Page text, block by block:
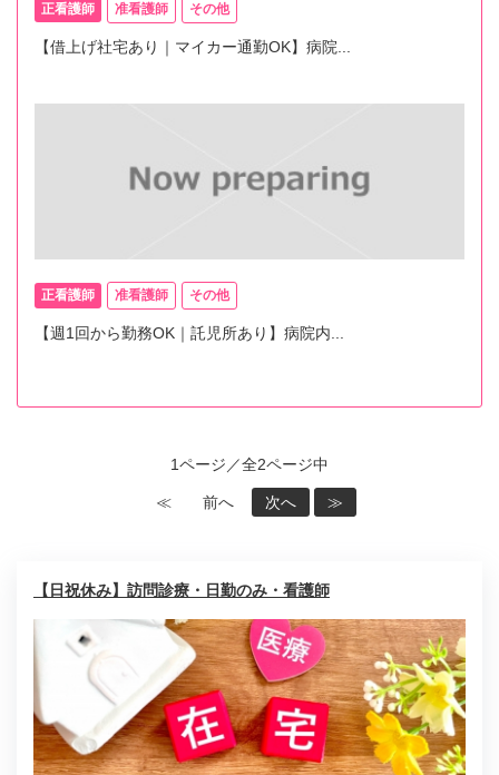
正看護師 准看護師 その他
【借上げ社宅あり｜マイカー通勤OK】病院...
正看護師 准看護師 その他
【週1回から勤務OK｜託児所あり】病院内...
1ページ／全2ページ中
≪ 前へ 次へ ≫
【日祝休み】訪問診療・日勤のみ・看護師